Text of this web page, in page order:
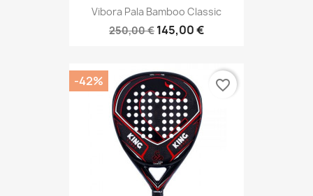
Vibora Pala Bamboo Classic
250,00 € 145,00 €
-42% favorite_border